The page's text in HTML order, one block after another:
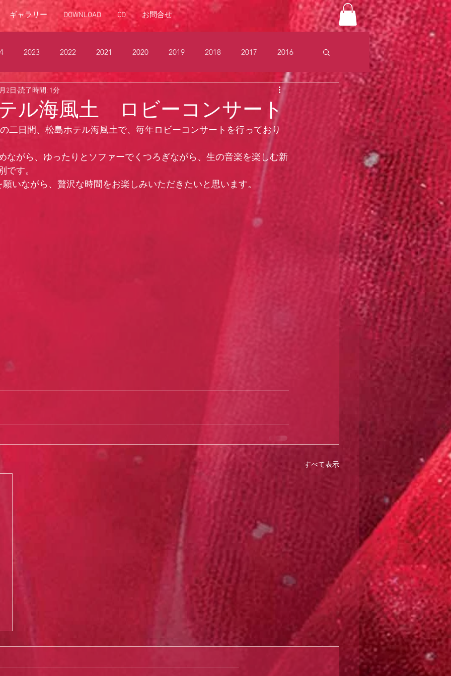
ギャラリー DOWNLOAD CD お問合せ
2023 2022 2021 2020 2019 2018 2017 2016
2011
ル海風土 ロビーコンサート
2日 読了時間: 1分
二日間、松島ホテル海風土で、毎年ロビーコンサートを行っており
ながら、ゆったりとソファーでくつろぎながら、生の音楽を楽しむ新
です。
いながら、贅沢な時間をお楽しみいただきたいと思います。
すべて表示